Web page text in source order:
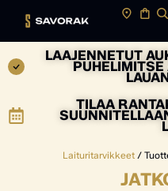
LAAJENNETUT
TILAA
Laituritarvikkeet/